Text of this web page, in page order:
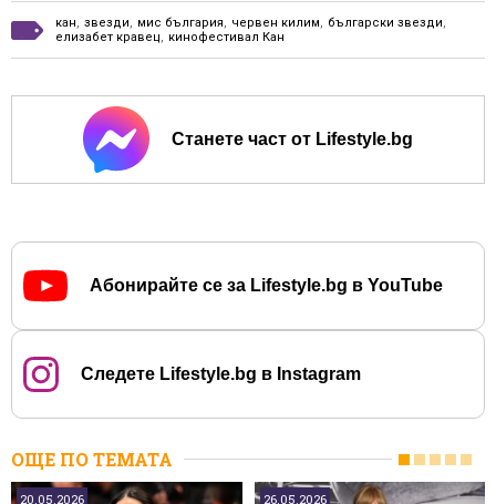
кан звезди мис българия червен килим български звезди
елизабет кравец
кинофестивал Кан
Станете част от Lifestyle.bg
Абонирайте се за Lifestyle.bg в YouTube
Следете Lifestyle.bg в Instagram
ОЩЕ ПО ТЕМАТА
20.05.2026 26.05.2026